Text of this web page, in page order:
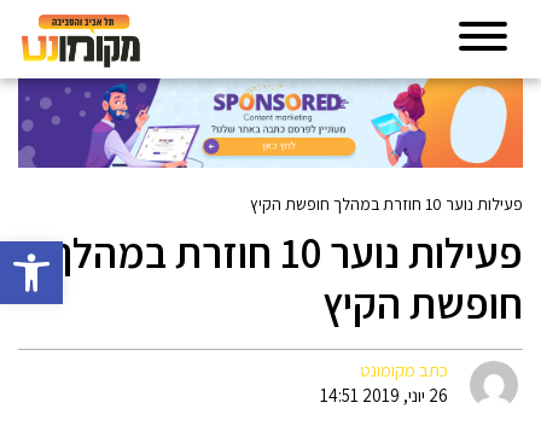
פתח
פעילות נוער 10 חוזרת במהלך חופשת הקיץ
פעילות נוער 10 חוזרת במהלך
חופשת הקיץ
כתב מקומונט
26 יוני, 2019 14:51